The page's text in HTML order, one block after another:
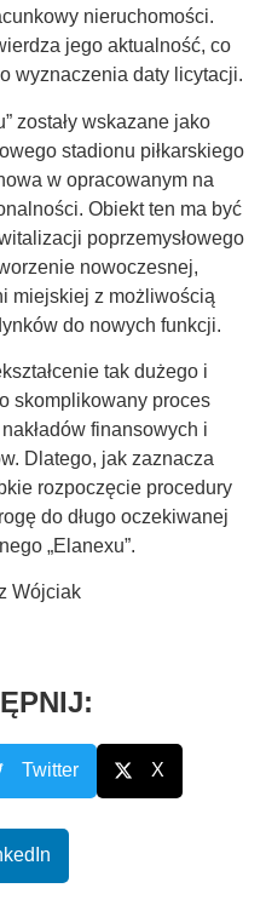
nieruchomości.
jego aktualność, co
wyznaczenia daty licytacji.
zostały wskazane jako
stadionu piłkarskiego
w opracowanym na
Obiekt ten ma być
poprzemysłowego
nowoczesnej,
miejskiej z możliwością
do nowych funkcji.
tak dużego i
skomplikowany proces
finansowych i
Dlatego, jak zaznacza
rozpoczęcie procedury
do długo oczekiwanej
„Elanexu”.
Wójciak
Twitter X